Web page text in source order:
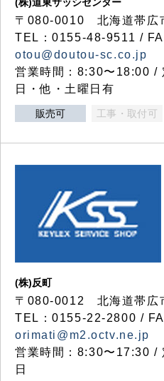
〒080-0010 北海道帯広
TEL：0155-48-9511 /
otou@doutou-sc.co.jp
営業時間：8:30〜18:00 /
日・他・土曜日有
販売可 工事・取付可
(株)反町
〒080-0012 北海道帯広
TEL：0155-22-2800 /
orimati@m2.octv.ne.jp
営業時間：8:30〜17:30 /
日